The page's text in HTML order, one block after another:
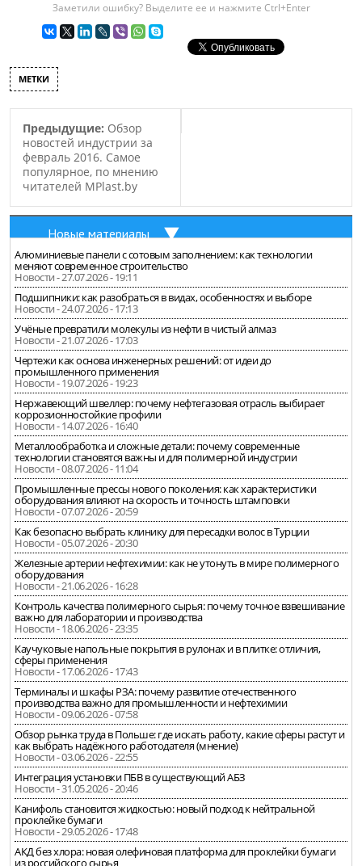
Заметили ошибку? Выделите ее и нажмите Ctrl+Enter
МЕТКИ
Предыдущие: Обзор
новостей индустрии за
февраль 2016. Самое
популярное, по мнению
читателей MPlast.by
Новые материалы
Алюминиевые панели с сотовым заполнением: как технологии
меняют современное строительство
Новости - 27.07.2026 - 19:11
Подшипники: как разобраться в видах, особенностях и выборе
Новости - 24.07.2026 - 17:13
Учёные превратили молекулы из нефти в чистый алмаз
Новости - 21.07.2026 - 17:03
Чертежи как основа инженерных решений: от идеи до
промышленного применения
Новости - 19.07.2026 - 19:23
Нержавеющий швеллер: почему нефтегазовая отрасль выбирает
коррозионностойкие профили
Новости - 14.07.2026 - 16:40
Металлообработка и сложные детали: почему современные
технологии становятся важны и для полимерной индустрии
Новости - 08.07.2026 - 11:04
Промышленные прессы нового поколения: как характеристики
оборудования влияют на скорость и точность штамповки
Новости - 07.07.2026 - 20:59
Как безопасно выбрать клинику для пересадки волос в Турции
Новости - 05.07.2026 - 20:30
Железные артерии нефтехимии: как не утонуть в мире полимерного
оборудования
Новости - 21.06.2026 - 16:28
Контроль качества полимерного сырья: почему точное взвешивание
важно для лаборатории и производства
Новости - 18.06.2026 - 23:35
Каучуковые напольные покрытия в рулонах и в плитке: отличия,
сферы применения
Новости - 17.06.2026 - 17:43
Терминалы и шкафы РЗА: почему развитие отечественного
производства важно для промышленности и нефтехимии
Новости - 09.06.2026 - 07:58
Обзор рынка труда в Польше: где искать работу, какие сферы растут и
как выбрать надёжного работодателя (мнение)
Новости - 03.06.2026 - 22:55
Интеграция установки ПБВ в существующий АБЗ
Новости - 31.05.2026 - 20:46
Канифоль становится жидкостью: новый подход к нейтральной
проклейке бумаги
Новости - 29.05.2026 - 17:48
АКД без хлора: новая олефиновая платформа для проклейки бумаги
из российского сырья